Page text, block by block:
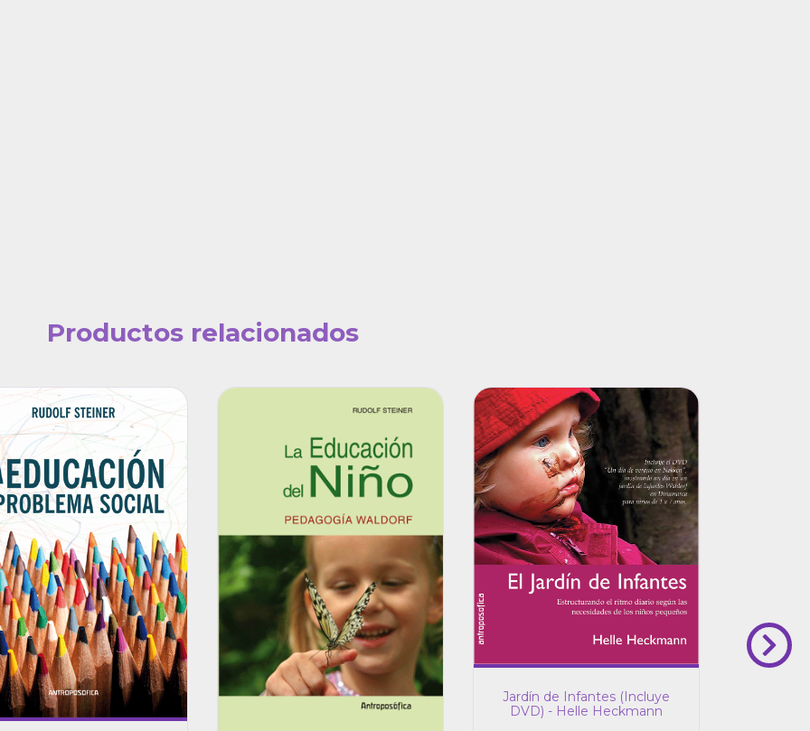
Productos relacionados
Jardín de Infantes (Incluye
DVD) - Helle Heckmann